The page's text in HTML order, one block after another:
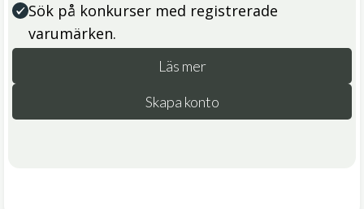
Sök på konkurser med registrerade
varumärken.
Läs mer
Skapa konto